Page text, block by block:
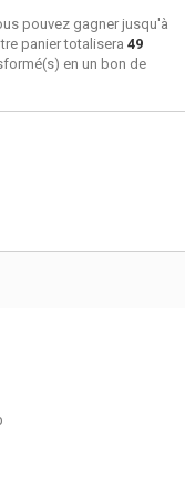
pouvez gagner jusqu'à
panier totalisera 49
en un bon de